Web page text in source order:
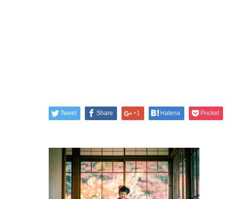
Tweet Share +1 Hatena Pocket